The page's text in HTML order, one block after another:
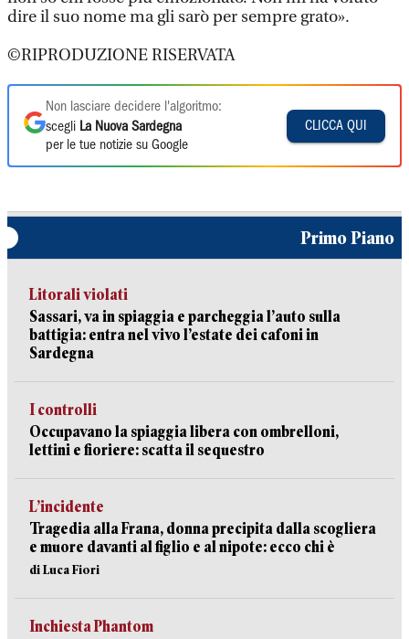
dire il suo nome ma gli sarò per sempre grato».
©RIPRODUZIONE RISERVATA
Non lasciare decidere l'algoritmo:
scegli La Nuova Sardegna
per le tue notizie su Google
CLICCA QUI
Primo Piano
Litorali violati
Sassari, va in spiaggia e parcheggia l’auto sulla
battigia: entra nel vivo l’estate dei cafoni in
Sardegna
I controlli
Occupavano la spiaggia libera con ombrelloni,
lettini e fioriere: scatta il sequestro
L’incidente
Tragedia alla Frana, donna precipita dalla scogliera
e muore davanti al figlio e al nipote: ecco chi è
di Luca Fiori
Inchiesta Phantom